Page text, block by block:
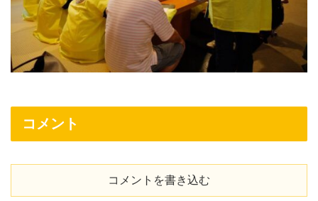
コメント
コメントを書き込む